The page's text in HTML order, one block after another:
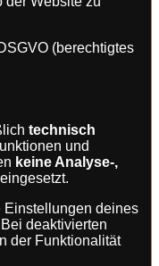
(berechtigtes
technisch
und
keine Analyse-,
eingesetzt.
Einstellungen deines
deaktivierten
der Funktionalität